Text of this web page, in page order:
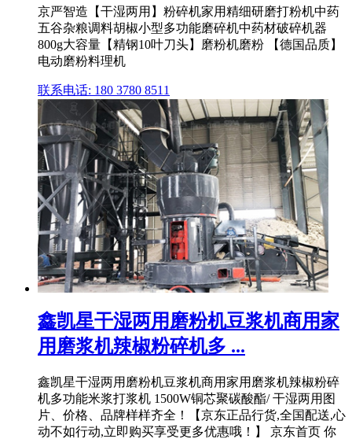
京严智造【干湿两用】粉碎机家用精细研磨打粉机中药
五谷杂粮调料胡椒小型多功能磨碎机中药材破碎机器
800g大容量【精钢10叶刀头】磨粉机磨粉 【德国品质】
电动磨粉料理机
联系电话: 180 3780 8511
鑫凯星干湿两用磨粉机豆浆机商用家
用磨浆机辣椒粉碎机多 ...
鑫凯星干湿两用磨粉机豆浆机商用家用磨浆机辣椒粉碎
机多功能米浆打浆机 1500W铜芯聚碳酸酯/ 干湿两用图
片、价格、品牌样样齐全！【京东正品行货,全国配送,心
动不如行动,立即购买享受更多优惠哦！】 京东首页 你